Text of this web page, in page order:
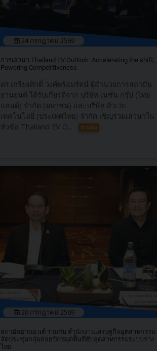
24 กรกฎาคม 2569
การเสวนา Thailand EV Outlook: Accelerating the shift,
Powering Competitiveness
ดร.เกรียงศักดิ์ วงศ์พร้อมรัตน์ ผู้อำนวยการสถาบัน
ยานยนต์ ได้รับเกียรติจาก บริษัท เนชั่น กรุ๊ป (ไทย
แลนด์) จำกัด (มหาชน) และบริษัท หัวเว่ย
เทคโนโลยี่ (ประเทศไทย) จำกัด เชิญร่วมเสวนาใน
หัวข้อ Thailand EV O...
อ่านต่อ
20 กรกฎาคม 2569
สถาบันยานยนต์ ร่วมกับ สำนักงานเศรษฐกิจอุตสาหกรรม
จัดประชุมกลุ่มย่อยปักหมุดพื้นที่ฮับอุตสาหกรรมระบบราง
ไทย